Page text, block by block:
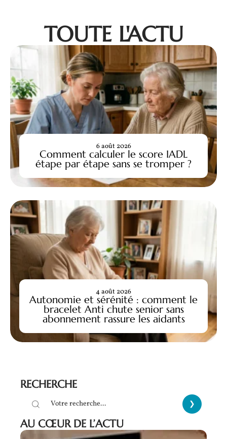
TOUTE L'ACTU
Comment calculer le score IADL
étape par étape sans se tromper ?
6 août 2026
Autonomie et sérénité : comment le
bracelet Anti chute senior sans
abonnement rassure les aidants
4 août 2026
RECHERCHE
AU CŒUR DE L’ACTU